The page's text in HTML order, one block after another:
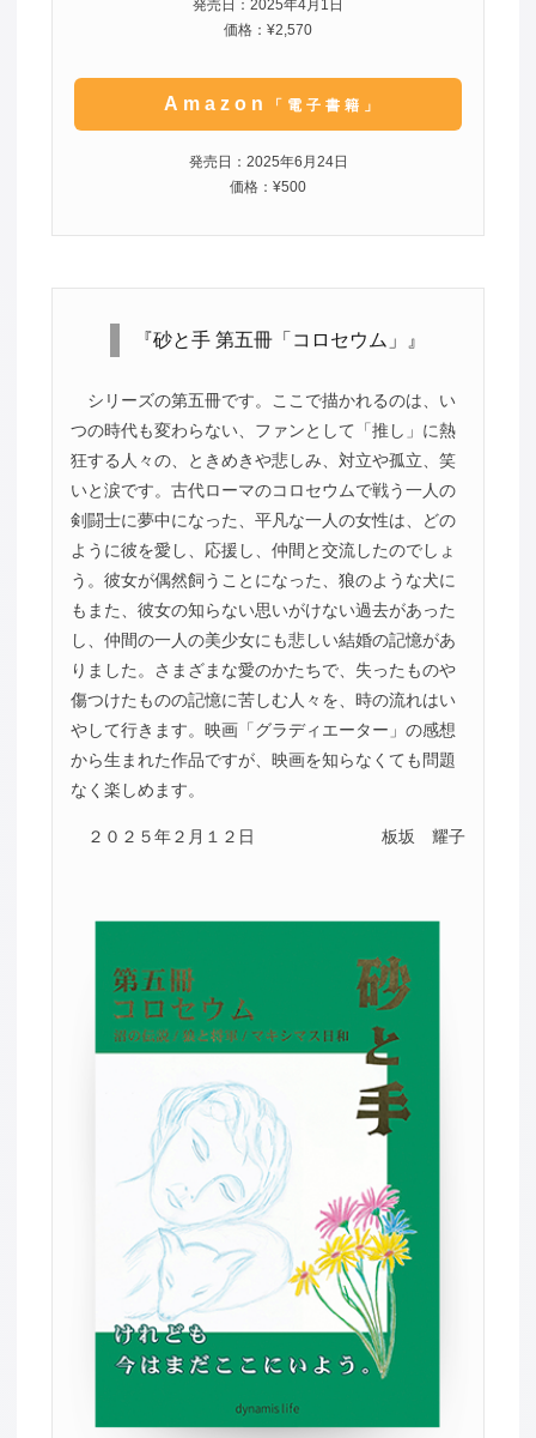
発売日：2025年4月1日
価格：¥2,570
Amazon 「電子書籍」
発売日：2025年6月24日
価格：¥500
『砂と手 第五冊「コロセウム」』
シリーズの第五冊です。ここで描かれるのは、い
つの時代も変わらない、ファンとして「推し」に熱
狂する人々の、ときめきや悲しみ、対立や孤立、笑
いと涙です。古代ローマのコロセウムで戦う一人の
剣闘士に夢中になった、平凡な一人の女性は、どの
ように彼を愛し、応援し、仲間と交流したのでしょ
う。彼女が偶然飼うことになった、狼のような犬に
もまた、彼女の知らない思いがけない過去があった
し、仲間の一人の美少女にも悲しい結婚の記憶があ
りました。さまざまな愛のかたちで、失ったものや
傷つけたものの記憶に苦しむ人々を、時の流れはい
やして行きます。映画「グラディエーター」の感想
から生まれた作品ですが、映画を知らなくても問題
なく楽しめます。
２０２５年２月１２日 板坂 耀子